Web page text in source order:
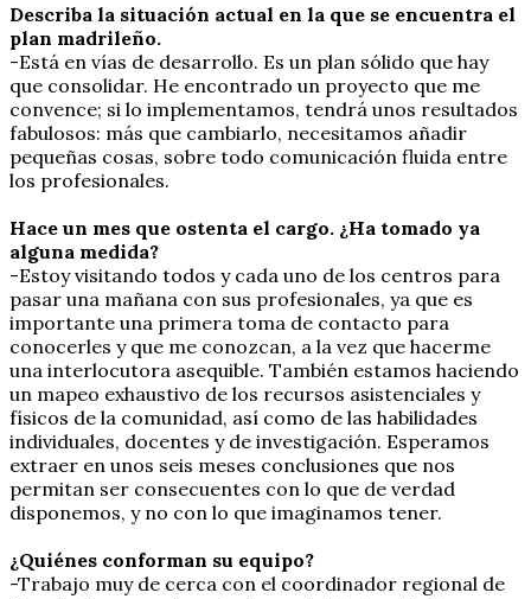
Describa la situación actual en la que se encuentra el
plan madrileño.
-Está en vías de desarrollo. Es un plan sólido que hay
que consolidar. He encontrado un proyecto que me
convence; si lo implementamos, tendrá unos resultados
fabulosos: más que cambiarlo, necesitamos añadir
pequeñas cosas, sobre todo comunicación fluida entre
los profesionales.
Hace un mes que ostenta el cargo. ¿Ha tomado ya
alguna medida?
-Estoy visitando todos y cada uno de los centros para
pasar una mañana con sus profesionales, ya que es
importante una primera toma de contacto para
conocerles y que me conozcan, a la vez que hacerme
una interlocutora asequible. También estamos haciendo
un mapeo exhaustivo de los recursos asistenciales y
físicos de la comunidad, así como de las habilidades
individuales, docentes y de investigación. Esperamos
extraer en unos seis meses conclusiones que nos
permitan ser consecuentes con lo que de verdad
disponemos, y no con lo que imaginamos tener.
¿Quiénes conforman su equipo?
-Trabajo muy de cerca con el coordinador regional de